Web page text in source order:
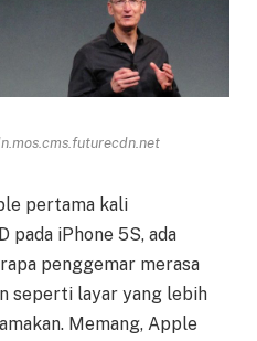
pertama kali
pada iPhone 5S, ada
penggemar merasa
seperti layar yang lebih
Memang, Apple